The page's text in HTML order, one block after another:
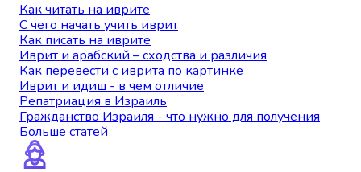
Как читать на иврите
С чего начать учить иврит
Как писать на иврите
Иврит и арабский – сходства и различия
Как перевести с иврита по картинке
Иврит и идиш - в чем отличие
Репатриация в Израиль
Гражданство Израиля - что нужно для получения
Больше статей